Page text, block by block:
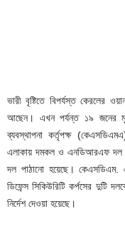
ভারী বৃষ্টিতে বিপর্যস্ত কেরলের
আছেন। এখন পর্যন্ত ১৯ জনের
ব্যবস্থাপনা কর্তৃপক্ষ
এলাকায় দমকল ও এনডিআরএফ দল
দল পাঠানো হয়েছে।
ডিফেন্স সিকিউরিটি কর্পসের দুটি
নির্দেশ দেওয়া হয়েছে।